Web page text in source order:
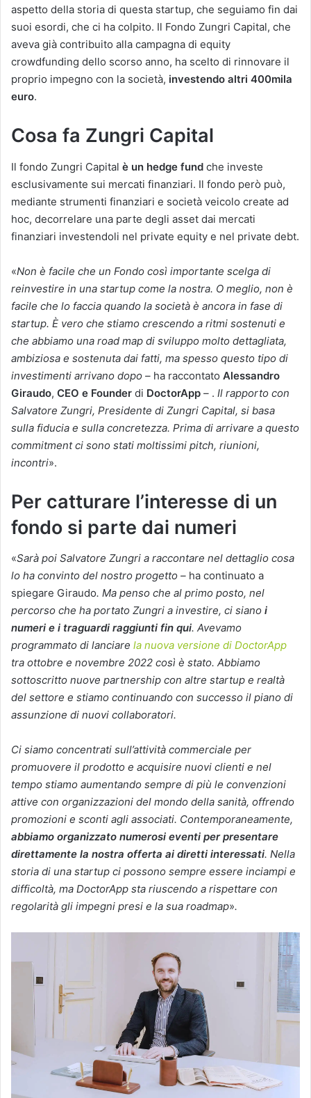
aspetto della storia di questa startup, che seguiamo fin dai
suoi esordi, che ci ha colpito. Il Fondo Zungri Capital, che
aveva già contribuito alla campagna di equity
crowdfunding dello scorso anno, ha scelto di rinnovare il
proprio impegno con la società, investendo altri 400mila
euro.
Cosa fa Zungri Capital
Il fondo Zungri Capital è un hedge fund che investe
esclusivamente sui mercati finanziari. Il fondo però può,
mediante strumenti finanziari e società veicolo create ad
hoc, decorrelare una parte degli asset dai mercati
finanziari investendoli nel private equity e nel private debt.
«Non è facile che un Fondo così importante scelga di
reinvestire in una startup come la nostra. O meglio, non è
facile che lo faccia quando la società è ancora in fase di
startup. È vero che stiamo crescendo a ritmi sostenuti e
che abbiamo una road map di sviluppo molto dettagliata,
ambiziosa e sostenuta dai fatti, ma spesso questo tipo di
investimenti arrivano dopo – ha raccontato Alessandro
Giraudo, CEO e Founder di DoctorApp – . Il rapporto con
Salvatore Zungri, Presidente di Zungri Capital, si basa
sulla fiducia e sulla concretezza. Prima di arrivare a questo
commitment ci sono stati moltissimi pitch, riunioni,
incontri».
Per catturare l’interesse di un
fondo si parte dai numeri
«Sarà poi Salvatore Zungri a raccontare nel dettaglio cosa
lo ha convinto del nostro progetto – ha continuato a
spiegare Giraudo. Ma penso che al primo posto, nel
percorso che ha portato Zungri a investire, ci siano i
numeri e i traguardi raggiunti fin qui. Avevamo
programmato di lanciare la nuova versione di DoctorApp
tra ottobre e novembre 2022 così è stato. Abbiamo
sottoscritto nuove partnership con altre startup e realtà
del settore e stiamo continuando con successo il piano di
assunzione di nuovi collaboratori.
Ci siamo concentrati sull’attività commerciale per
promuovere il prodotto e acquisire nuovi clienti e nel
tempo stiamo aumentando sempre di più le convenzioni
attive con organizzazioni del mondo della sanità, offrendo
promozioni e sconti agli associati. Contemporaneamente,
abbiamo organizzato numerosi eventi per presentare
direttamente la nostra offerta ai diretti interessati. Nella
storia di una startup ci possono sempre essere inciampi e
difficoltà, ma DoctorApp sta riuscendo a rispettare con
regolarità gli impegni presi e la sua roadmap».